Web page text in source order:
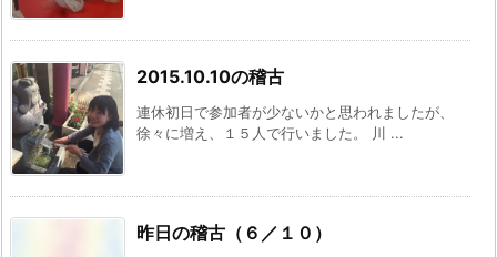
2015.10.10の稽古
連休初日で参加者が少ないかと思われましたが、
徐々に増え、１５人で行いました。 川 ...
昨日の稽古（６／１０）